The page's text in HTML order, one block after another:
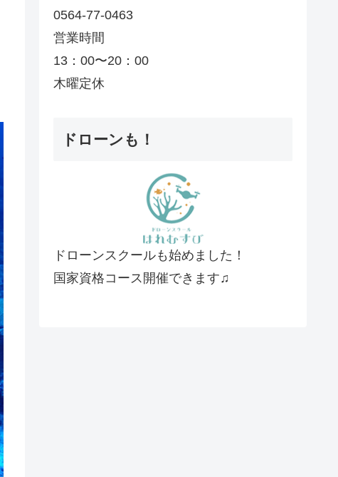
0564-77-0463
営業時間
13：00〜20：00
木曜定休
ドローンも！
ドローンスクールも始めました！
国家資格コース開催できます♫